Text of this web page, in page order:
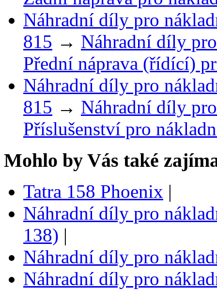
Náhradní díly pro
815 → Náhradní díly
Přední náprava (řídící)
Náhradní díly pro
815 → Náhradní díly
Příslušenství pro
Mohlo by Vás také
Tatra 158 Phoenix |
Náhradní díly pro
138) |
Náhradní díly pro
Náhradní díly pro